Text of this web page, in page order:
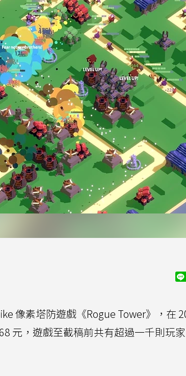
像素塔防遊戲《Rogue Tower》，在
元，遊戲至截稿前共有超過一千則玩